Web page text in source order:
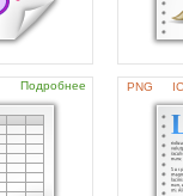
Подробнее PNG